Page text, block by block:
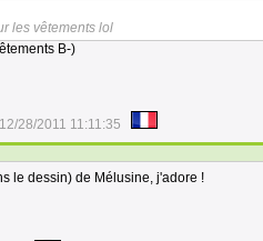
les vêtements lol
B-)
12/28/2011 11:11:35
le dessin) de Mélusine, j'adore !